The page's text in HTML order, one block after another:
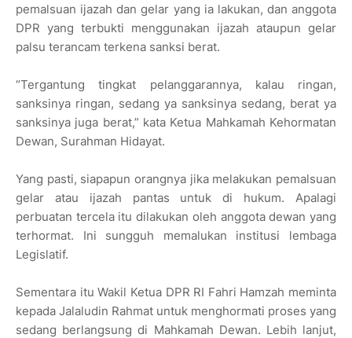
pemalsuan ijazah dan gelar yang ia lakukan, dan anggota
DPR yang terbukti menggunakan ijazah ataupun gelar
palsu terancam terkena sanksi berat.
“Tergantung tingkat pelanggarannya, kalau ringan,
sanksinya ringan, sedang ya sanksinya sedang, berat ya
sanksinya juga berat,” kata Ketua Mahkamah Kehormatan
Dewan, Surahman Hidayat.
Yang pasti, siapapun orangnya jika melakukan pemalsuan
gelar atau ijazah pantas untuk di hukum. Apalagi
perbuatan tercela itu dilakukan oleh anggota dewan yang
terhormat. Ini sungguh memalukan institusi lembaga
Legislatif.
Sementara itu Wakil Ketua DPR RI Fahri Hamzah meminta
kepada Jalaludin Rahmat untuk menghormati proses yang
sedang berlangsung di Mahkamah Dewan. Lebih lanjut,